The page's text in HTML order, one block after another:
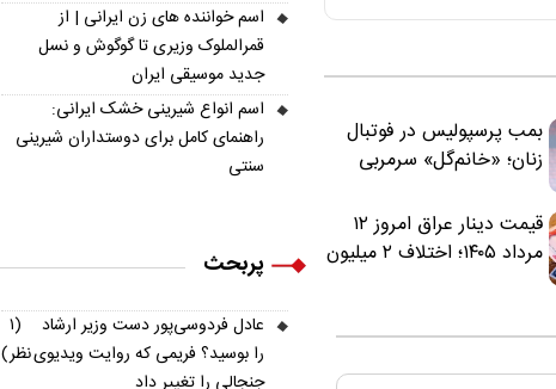
بمب پرسپولیس در فوتبال
زنان؛ «خانم‌گل» سرمربی
قیمت دینار عراق امروز ۱۲
مرداد ۱۴۰۵؛ اختلاف ۲ میلیون
اسم خواننده های زن ایرانی | از
قمرالملوک وزیری تا گوگوش و نسل
جدید موسیقی ایران
اسم انواع شیرینی خشک ایرانی:
راهنمای کامل برای دوستداران شیرینی
سنتی
پربحث
عادل فردوسی‌پور دست وزیر ارشاد
را بوسید؟ فریمی که روایت ویدیوی
جنجالی را تغییر داد
(۱
نظر)